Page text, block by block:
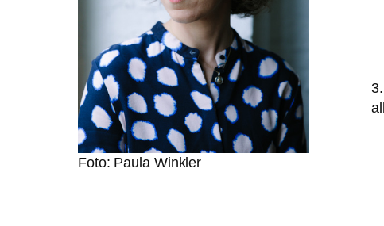
Foto: Paula Winkler